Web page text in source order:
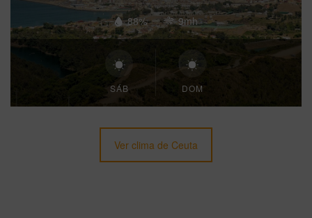
88% 9mh
SÁB DOM
Ver clima de Ceuta